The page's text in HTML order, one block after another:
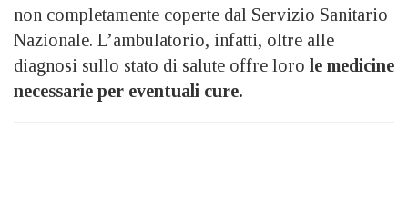
non completamente coperte dal Servizio Sanitario
Nazionale. L’ambulatorio, infatti, oltre alle
diagnosi sullo stato di salute offre loro le medicine
necessarie per eventuali cure.